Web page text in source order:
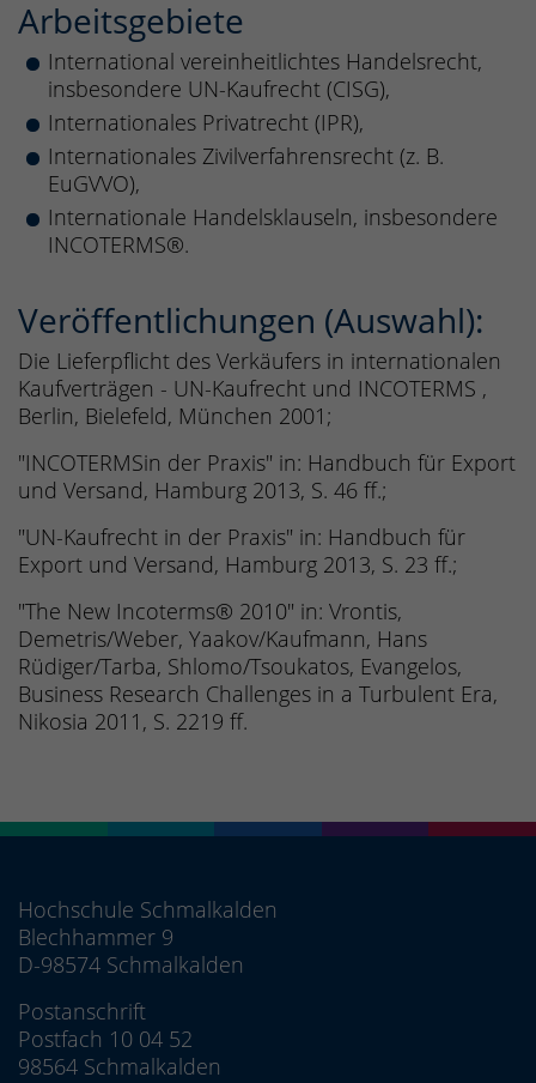
Arbeitsgebiete
International vereinheitlichtes Handelsrecht,
insbesondere UN-Kaufrecht (CISG),
Internationales Privatrecht (IPR),
Internationales Zivilverfahrensrecht (z. B.
EuGVVO),
Internationale Handelsklauseln, insbesondere
INCOTERMS®.
Veröffentlichungen (Auswahl):
Die Lieferpflicht des Verkäufers in internationalen
Kaufverträgen - UN-Kaufrecht und INCOTERMS ,
Berlin, Bielefeld, München 2001;
"INCOTERMSin der Praxis" in: Handbuch für Export
und Versand, Hamburg 2013, S. 46 ff.;
"UN-Kaufrecht in der Praxis" in: Handbuch für
Export und Versand, Hamburg 2013, S. 23 ff.;
"The New Incoterms® 2010" in: Vrontis,
Demetris/Weber, Yaakov/Kaufmann, Hans
Rüdiger/Tarba, Shlomo/Tsoukatos, Evangelos,
Business Research Challenges in a Turbulent Era,
Nikosia 2011, S. 2219 ff.
Hochschule Schmalkalden
Blechhammer 9
D-98574 Schmalkalden
Postanschrift
Postfach 10 04 52
98564 Schmalkalden